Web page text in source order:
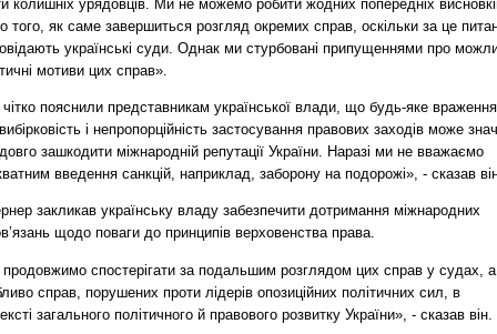
колишніх урядовців. Ми не можемо робити жодних попередніх
того, як саме завершиться розгляд окремих справ, оскільки за це
українські суди. Однак ми стурбовані припущеннями про
мотиви цих справ».
пояснили представникам української влади, що будь-яке враження
і непропорційність застосування правових заходів може
зашкодити міжнародній репутації України. Наразі ми не вважаємо
введення санкцій, наприклад, заборону на подорожі», - сказав
закликав українську владу забезпечити дотримання міжнародних
щодо поваги до принципів верховенства права.
спостерігати за подальшим розглядом цих справ у судах, а
справ, порушених проти лідерів опозиційних політичних сил, в
загального політичного й правового розвитку України», - сказав він.